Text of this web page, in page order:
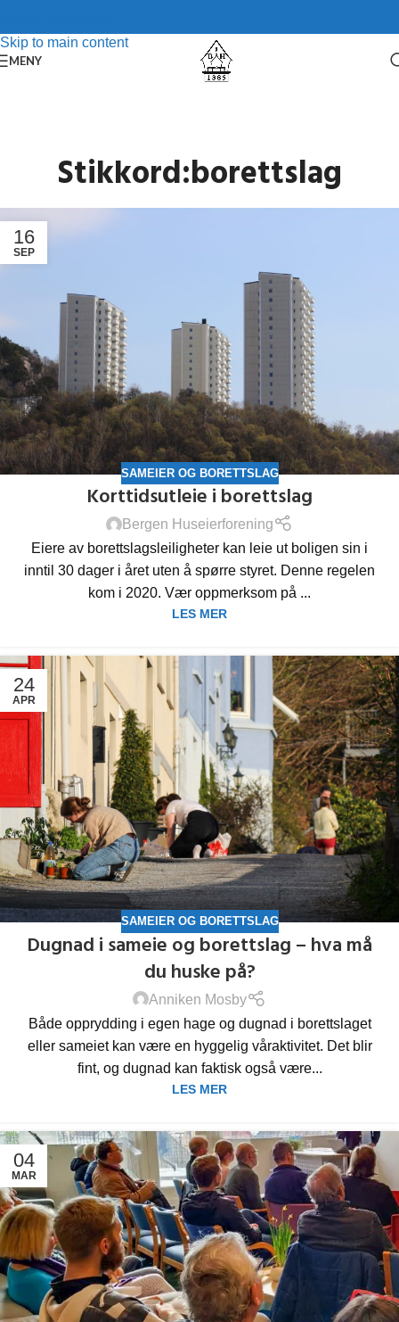
Skip to main content
MENY
Stikkord:borettslag
16
SEP
SAMEIER OG BORETTSLAG
Korttidsutleie i borettslag
Bergen Huseierforening
Eiere av borettslagsleiligheter kan leie ut boligen sin i
inntil 30 dager i året uten å spørre styret. Denne regelen
kom i 2020. Vær oppmerksom på ...
LES MER
24
APR
SAMEIER OG BORETTSLAG
Dugnad i sameie og borettslag – hva må
du huske på?
Anniken Mosby
Både opprydding i egen hage og dugnad i borettslaget
eller sameiet kan være en hyggelig våraktivitet. Det blir
fint, og dugnad kan faktisk også være...
LES MER
04
MAR